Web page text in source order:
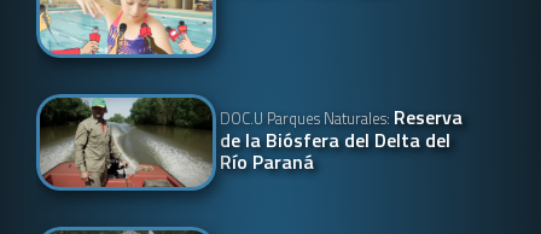
DOC.U Parques Naturales: Reserva
de la Biósfera del Delta del
Río Paraná